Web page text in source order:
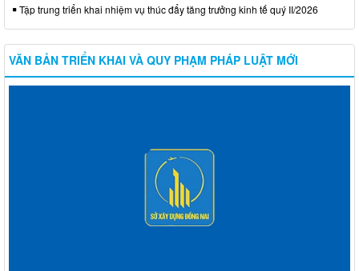
Tập trung triển khai nhiệm vụ thúc đẩy tăng trưởng kinh tế quý II/2026
VĂN BẢN TRIỂN KHAI VÀ QUY PHẠM PHÁP LUẬT MỚI